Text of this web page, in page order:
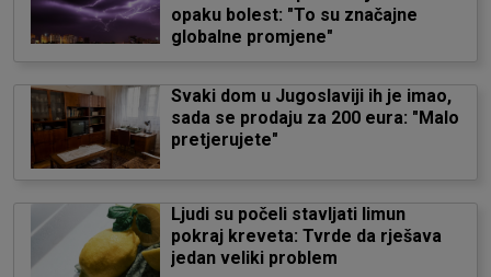
opaku bolest: "To su značajne
globalne promjene"
Svaki dom u Jugoslaviji ih je imao,
sada se prodaju za 200 eura: "Malo
pretjerujete"
Ljudi su počeli stavljati limun
pokraj kreveta: Tvrde da rješava
jedan veliki problem